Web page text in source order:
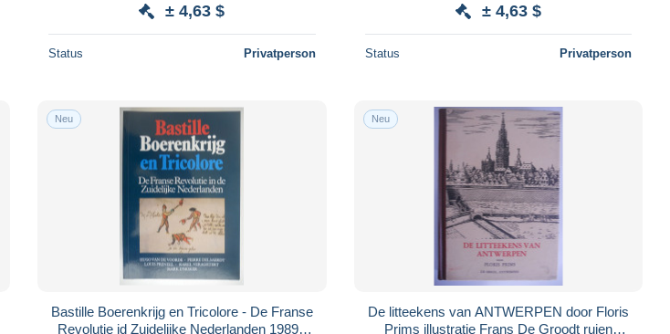
± 4,63 $
Status Privatperson
± 4,63 $
Status Privatperson
Neu
Bastille Boerenkrijg en Tricolore - De Franse
Revolutie id Zuidelijke Nederlanden 1989 /
Neu
De litteekens van ANTWERPEN door Floris
Prims illustratie Frans De Groodt ruien